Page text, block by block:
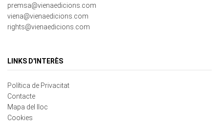
rights@vienaedicions.com
Política de Privacitat
Mapa del lloc
Cookies